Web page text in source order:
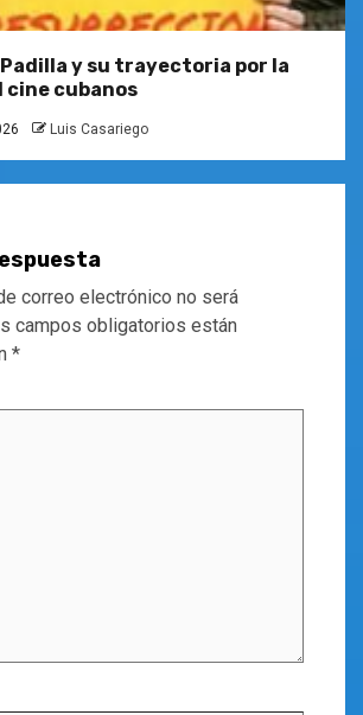
y su trayectoria por la
cine cubanos
Luis Casariego
correo electrónico no será
campos obligatorios están
*